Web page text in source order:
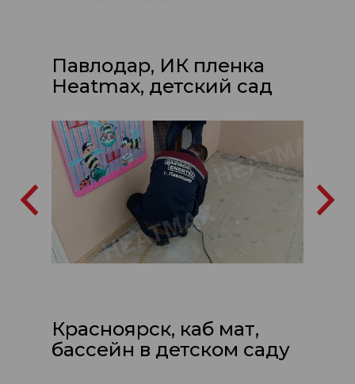
Павлодар, ИК пленка
Heatmax, детский сад
Красноярск, каб мат,
бассейн в детском саду